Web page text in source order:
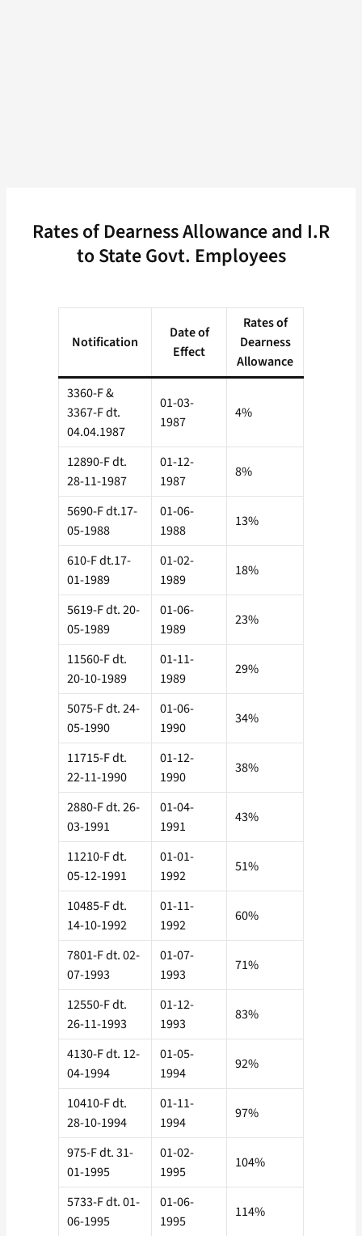
Rates of Dearness Allowance and I.R
to State Govt. Employees
Notification
Date of
Effect
Rates of
Dearness
Allowance
3360-F &
3367-F dt.
04.04.1987
01-03-
1987
4%
12890-F dt.
28-11-1987
01-12-
1987
8%
5690-F dt.17-
05-1988
01-06-
1988
13%
610-F dt.17-
01-1989
01-02-
1989
18%
5619-F dt. 20-
05-1989
01-06-
1989
23%
11560-F dt.
20-10-1989
01-11-
1989
29%
5075-F dt. 24-
05-1990
01-06-
1990
34%
11715-F dt.
22-11-1990
01-12-
1990
38%
2880-F dt. 26-
03-1991
01-04-
1991
43%
11210-F dt.
05-12-1991
01-01-
1992
51%
10485-F dt.
14-10-1992
01-11-
1992
60%
7801-F dt. 02-
07-1993
01-07-
1993
71%
12550-F dt.
26-11-1993
01-12-
1993
83%
4130-F dt. 12-
04-1994
01-05-
1994
92%
10410-F dt.
28-10-1994
01-11-
1994
97%
975-F dt. 31-
01-1995
01-02-
1995
104%
5733-F dt. 01-
06-1995
01-06-
1995
114%